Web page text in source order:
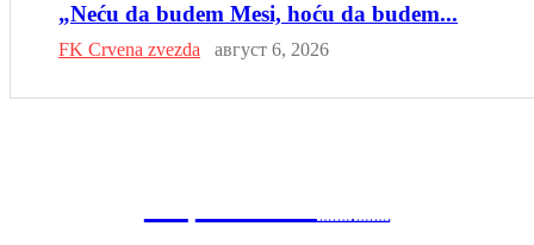
„Neću da budem Mesi, hoću da budem...
FK Crvena zvezda август 6, 2026